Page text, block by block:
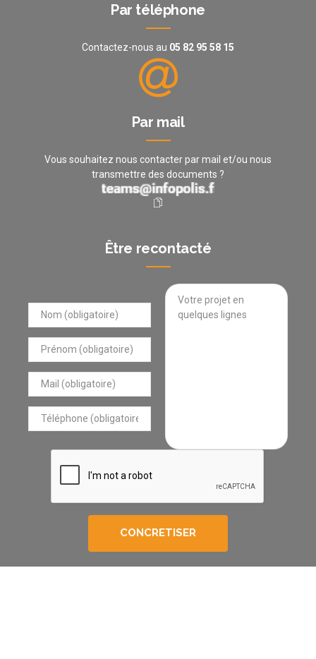
Par téléphone
Contactez-nous au 05 82 95 58 15
Par mail
Vous souhaitez nous contacter par mail et/ou nous
transmettre des documents ?
Être recontacté